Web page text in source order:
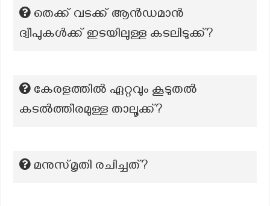
തെക്ക് വടക്ക് ആൻഡമാൻ
ദ്വീപുകൾക്ക് ഇടയിലുള്ള കടലിടുക്ക്?
കേരളത്തില്‍ ഏറ്റവും കൂടുതല്‍
കടല്‍ത്തീരമുള്ള താലൂക്ക്?
മനുസ്മൃതി രചിച്ചത്?